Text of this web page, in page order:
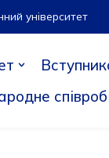
університет